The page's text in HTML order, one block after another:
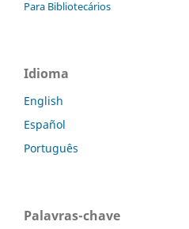
Para Bibliotecários
Idioma
English
Español
Português
Palavras-chave